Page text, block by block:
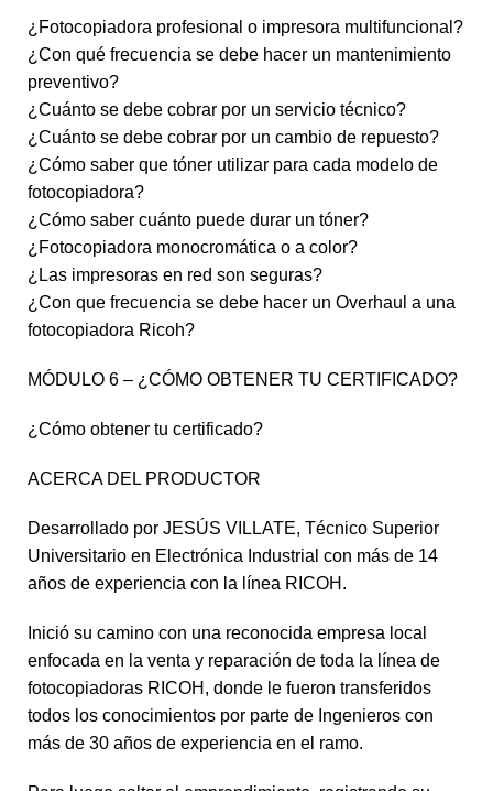
¿Fotocopiadora profesional o impresora multifuncional?
¿Con qué frecuencia se debe hacer un mantenimiento
preventivo?
¿Cuánto se debe cobrar por un servicio técnico?
¿Cuánto se debe cobrar por un cambio de repuesto?
¿Cómo saber que tóner utilizar para cada modelo de
fotocopiadora?
¿Cómo saber cuánto puede durar un tóner?
¿Fotocopiadora monocromática o a color?
¿Las impresoras en red son seguras?
¿Con que frecuencia se debe hacer un Overhaul a una
fotocopiadora Ricoh?
MÓDULO 6 – ¿CÓMO OBTENER TU CERTIFICADO?
¿Cómo obtener tu certificado?
ACERCA DEL PRODUCTOR
Desarrollado por JESÚS VILLATE, Técnico Superior
Universitario en Electrónica Industrial con más de 14
años de experiencia con la línea RICOH.
Inició su camino con una reconocida empresa local
enfocada en la venta y reparación de toda la línea de
fotocopiadoras RICOH, donde le fueron transferidos
todos los conocimientos por parte de Ingenieros con
más de 30 años de experiencia en el ramo.